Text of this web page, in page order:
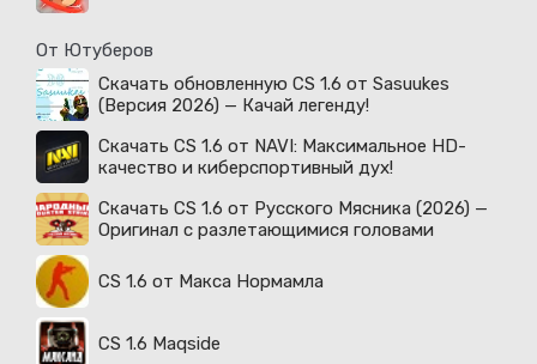
От Ютуберов
Скачать обновленную CS 1.6 от Sasuukes
(Версия 2026) — Качай легенду!
Скачать CS 1.6 от NAVI: Максимальное HD-
качество и киберспортивный дух!
Скачать CS 1.6 от Русского Мясника (2026) —
Оригинал с разлетающимися головами
CS 1.6 от Макса Нормамла
CS 1.6 Maqside